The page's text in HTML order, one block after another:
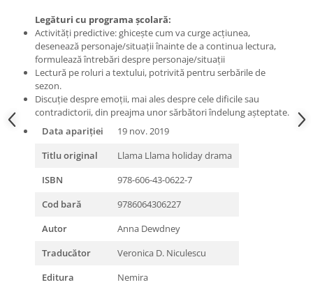
Legături cu programa școlară:
Activități predictive: ghicește cum va curge acțiunea,
desenează personaje/situații înainte de a continua lectura,
formulează întrebări despre personaje/situații
Lectură pe roluri a textului, potrivită pentru serbările de
sezon.
Discuție despre emoții, mai ales despre cele dificile sau
contradictorii, din preajma unor sărbători îndelung așteptate.
Data apariției
19 nov. 2019
Titlu original
Llama Llama holiday drama
ISBN
978-606-43-0622-7
Cod bară
9786064306227
Autor
Anna Dewdney
Traducător
Veronica D. Niculescu
Editura
Nemira